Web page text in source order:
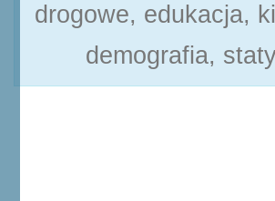
drogowe, edukacja,
demografia,